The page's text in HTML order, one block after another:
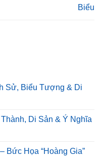
Biểu
Sử, Biểu Tượng & Di
Di Sản & Ý Nghĩa
Bức Họa “Hoàng Gia”